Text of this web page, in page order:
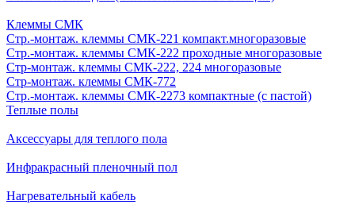
Клеммы СМК
Стр.-монтаж. клеммы СМК-221 компакт.многоразовые
Стр.-монтаж. клеммы СМК-222 проходные многоразовые
Стр-монтаж. клеммы СМК-222, 224 многоразовые
Стр-монтаж. клеммы СМК-772
Стр.-монтаж. клеммы СМК-2273 компактные (с пастой)
Теплые полы
Аксессуары для теплого пола
Инфракрасный пленочный пол
Нагревательный кабель